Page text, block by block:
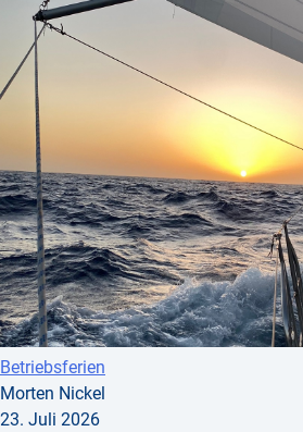
Betriebsferien
Morten Nickel
23. Juli 2026